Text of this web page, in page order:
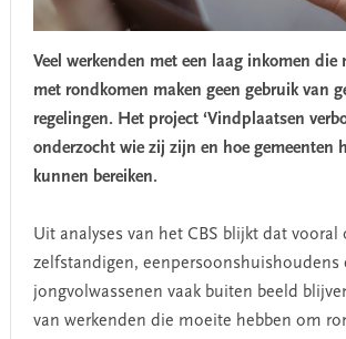
Veel werkenden met een laag inkomen die
met rondkomen maken geen gebruik van
regelingen. Het project ‘Vindplaatsen
onderzocht wie zij zijn en hoe gemeenten
kunnen bereiken.
Uit analyses van het CBS blijkt dat vooral
zelfstandigen, eenpersoonshuishoudens
jongvolwassenen vaak buiten beeld
van werkenden die moeite hebben om